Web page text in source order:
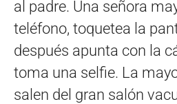
al padre. Una señora
teléfono, toquetea la
después apunta con la
toma una selfie. La
salen del gran salón